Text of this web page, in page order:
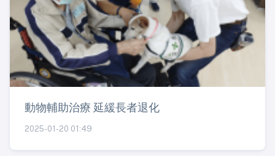
動物輔助治療 延緩長者退化
2025-01-20 01:49